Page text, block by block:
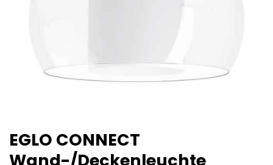
EGLO CONNECT
Wand-/Deckenleuchte